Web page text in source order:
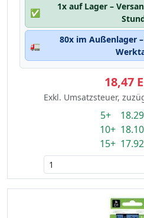
✅
1x auf Lager –
🚛
80x im Außenlager
18,47
Exkl. Umsatzsteuer,
5+ 18.29
10+
15+